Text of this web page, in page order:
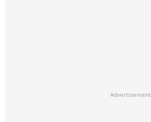
Advertisement